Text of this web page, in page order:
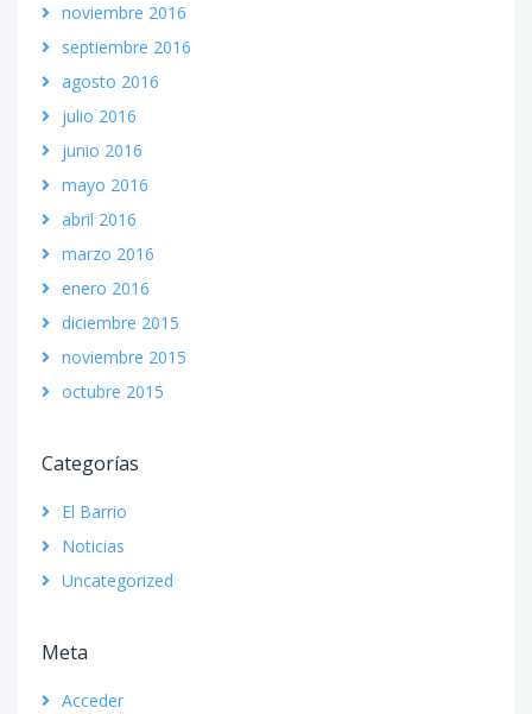
noviembre 2016
septiembre 2016
agosto 2016
julio 2016
junio 2016
mayo 2016
abril 2016
marzo 2016
enero 2016
diciembre 2015
noviembre 2015
octubre 2015
Categorías
El Barrio
Noticias
Uncategorized
Meta
Acceder